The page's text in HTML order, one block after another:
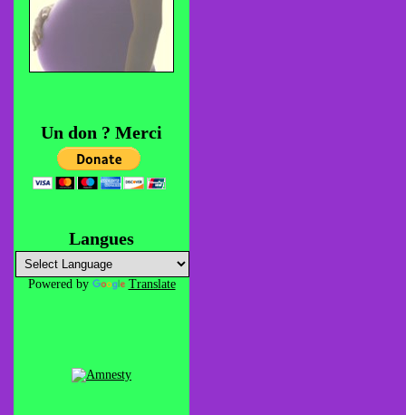
Un don ? Merci
Langues
Powered by Translate